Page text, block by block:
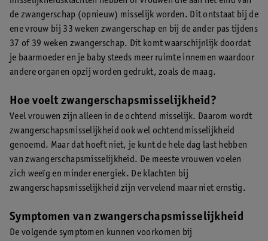
de zwangerschap (opnieuw) misselijk worden. Dit ontstaat bij de
ene vrouw bij 33 weken zwangerschap en bij de ander pas tijdens
37 of 39 weken zwangerschap. Dit komt waarschijnlijk doordat
je baarmoeder en je baby steeds meer ruimte innemen waardoor
andere organen opzij worden gedrukt, zoals de maag.
Hoe voelt zwangerschapsmisselijkheid?
Veel vrouwen zijn alleen in de ochtend misselijk. Daarom wordt
zwangerschapsmisselijkheid ook wel ochtendmisselijkheid
genoemd. Maar dat hoeft niet, je kunt de hele dag last hebben
van zwangerschapsmisselijkheid. De meeste vrouwen voelen
zich weeïg en minder energiek. De klachten bij
zwangerschapsmisselijkheid zijn vervelend maar niet ernstig.
Symptomen van zwangerschapsmisselijkheid
De volgende symptomen kunnen voorkomen bij